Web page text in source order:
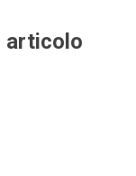
articolo